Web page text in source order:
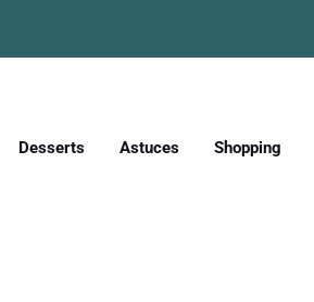
Desserts Astuces Shopping